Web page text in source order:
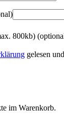
800kb)
gelesen
im Warenkorb.